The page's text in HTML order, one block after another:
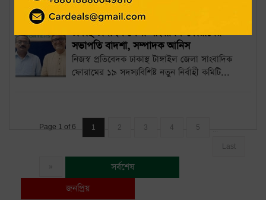
অবিলম্বে মুক্তির দাবি জানিয়েছে নিপীড়নবিরোধী
সাংবাদিক...
ঢাকাস্থ টাঙ্গাইল জেলা সাংবাদিক ফোরামের
সভাপতি বাদশা, সম্পাদক আনিস
নিজস্ব প্রতিবেদক ঢাকাস্থ টাঙ্গাইল জেলা সাংবাদিক
ফোরামের ১৯ সদস্যবিশিষ্ট নতুন নির্বাহী কমিটি...
Page 1 of 6 1 2 3 4 5
Last
»
সর্বশেষ
জনপ্রিয়